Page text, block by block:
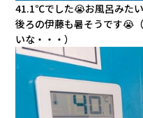
41.1℃でした😭お風呂みた
後ろの伊藤も暑そうです😭
いな・・・）